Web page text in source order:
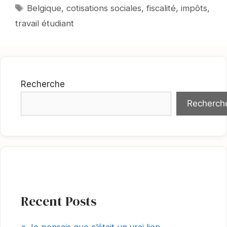
Mots-
clés
Belgique,cotisations sociales,fiscalité,impôts,
travail étudiant
Recherche
Recent Posts